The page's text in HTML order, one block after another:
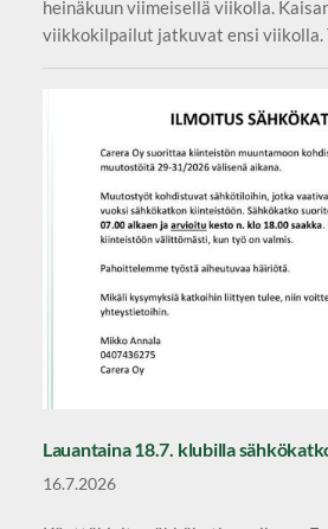
heinäkuun viimeisellä viikolla.
viikkokilpailut jatkuvat ensi viikolla.
Lauantaina 18.7. klubilla
16.7.2026